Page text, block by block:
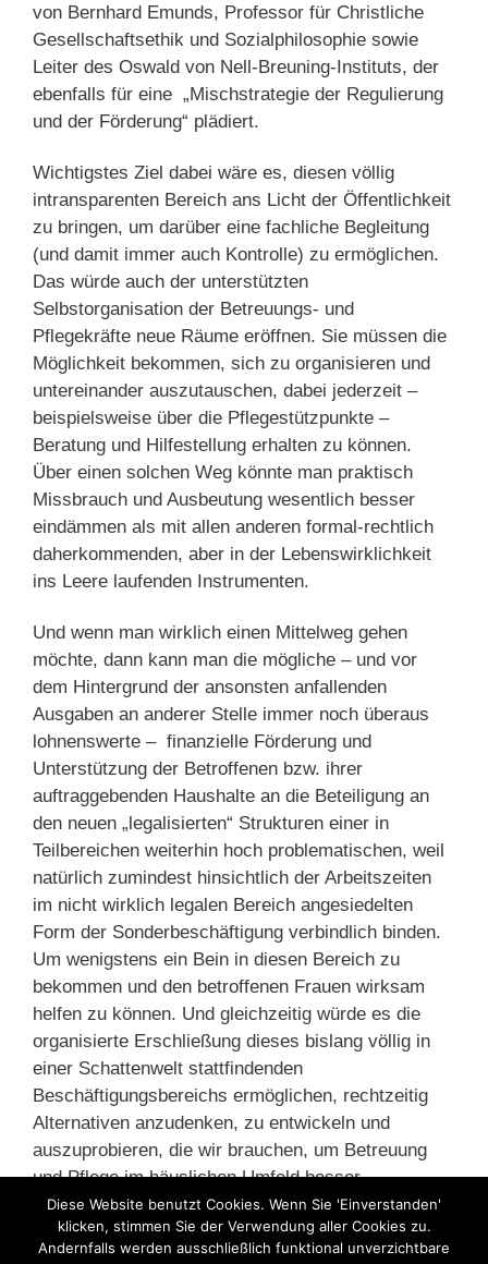
von Bernhard Emunds, Professor für Christliche
Gesellschaftsethik und Sozialphilosophie sowie
Leiter des Oswald von Nell-Breuning-Instituts, der
ebenfalls für eine „Mischstrategie der Regulierung
und der Förderung“ plädiert.
Wichtigstes Ziel dabei wäre es, diesen völlig
intransparenten Bereich ans Licht der Öffentlichkeit
zu bringen, um darüber eine fachliche Begleitung
(und damit immer auch Kontrolle) zu ermöglichen.
Das würde auch der unterstützten
Selbstorganisation der Betreuungs- und
Pflegekräfte neue Räume eröffnen. Sie müssen die
Möglichkeit bekommen, sich zu organisieren und
untereinander auszutauschen, dabei jederzeit –
beispielsweise über die Pflegestützpunkte –
Beratung und Hilfestellung erhalten zu können.
Über einen solchen Weg könnte man praktisch
Missbrauch und Ausbeutung wesentlich besser
eindämmen als mit allen anderen formal-rechtlich
daherkommenden, aber in der Lebenswirklichkeit
ins Leere laufenden Instrumenten.
Und wenn man wirklich einen Mittelweg gehen
möchte, dann kann man die mögliche – und vor
dem Hintergrund der ansonsten anfallenden
Ausgaben an anderer Stelle immer noch überaus
lohnenswerte – finanzielle Förderung und
Unterstützung der Betroffenen bzw. ihrer
auftraggebenden Haushalte an die Beteiligung an
den neuen „legalisierten“ Strukturen einer in
Teilbereichen weiterhin hoch problematischen, weil
natürlich zumindest hinsichtlich der Arbeitszeiten
im nicht wirklich legalen Bereich angesiedelten
Form der Sonderbeschäftigung verbindlich binden.
Um wenigstens ein Bein in diesen Bereich zu
bekommen und den betroffenen Frauen wirksam
helfen zu können. Und gleichzeitig würde es die
organisierte Erschließung dieses bislang völlig in
einer Schattenwelt stattfindenden
Beschäftigungsbereichs ermöglichen, rechtzeitig
Alternativen anzudenken, zu entwickeln und
auszuprobieren, die wir brauchen, um Betreuung
und Pflege im häuslichen Umfeld besser,
menschenwürdiger zu organisieren.
Diese Website benutzt Cookies. Wenn Sie 'Einverstanden'
klicken, stimmen Sie der Verwendung aller Cookies zu.
Andernfalls werden ausschließlich funktional unverzichtbare